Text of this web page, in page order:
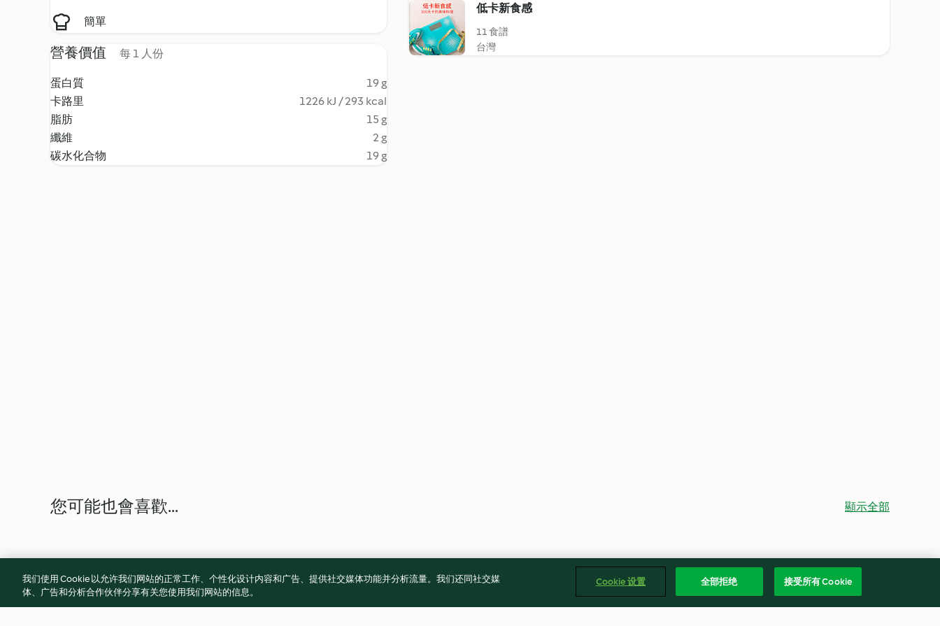
簡單
營養價值 每 1 人份
蛋白質
19 g
卡路里
1226 kJ / 293 kcal
脂肪
15 g
纖維
2 g
碳水化合物
19 g
低卡新食感
11 食譜
台灣
您可能也會喜歡... 顯示全部
我们使用 Cookie 以允许我们网站的正常工作、个性化设计内容和广告、提供社交媒体功能并分析流量。我们还同社交媒
体、广告和分析合作伙伴分享有关您使用我们网站的信息。
Cookie 设置 全部拒绝 接受所有 Cookie